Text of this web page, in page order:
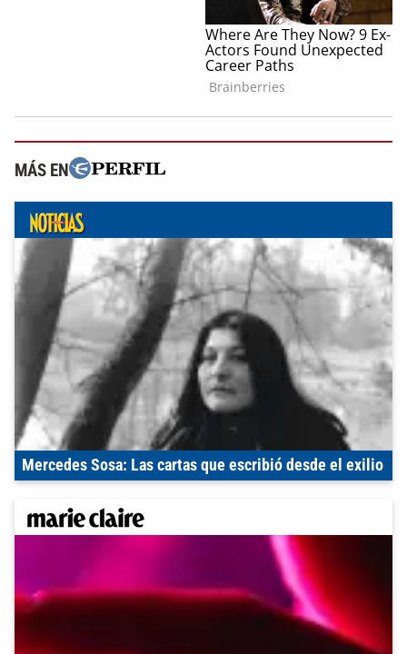
MÁS EN
Mercedes Sosa: Las cartas que escribió desde el exilio